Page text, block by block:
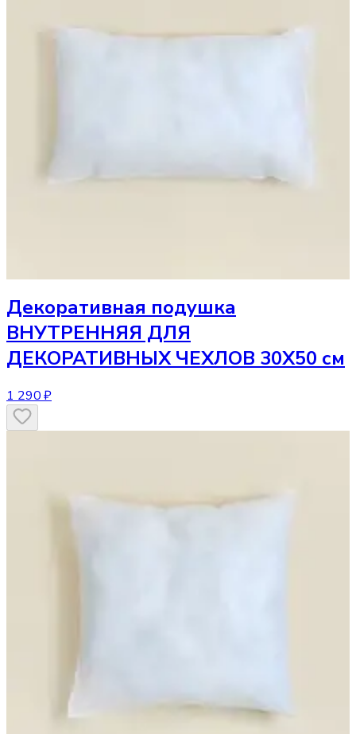
Декоративная подушка
ВНУТРЕННЯЯ ДЛЯ
ДЕКОРАТИВНЫХ ЧЕХЛОВ 30Х50 см
1 290 ₽